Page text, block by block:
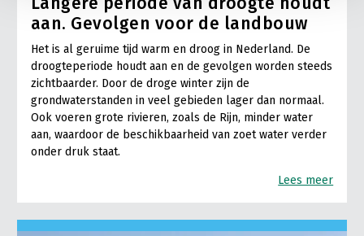
aan. Gevolgen voor de landbouw
Het is al geruime tijd warm en droog in Nederland. De
droogteperiode houdt aan en de gevolgen worden steeds
zichtbaarder. Door de droge winter zijn de
grondwaterstanden in veel gebieden lager dan normaal.
Ook voeren grote rivieren, zoals de Rijn, minder water
aan, waardoor de beschikbaarheid van zoet water verder
onder druk staat.
Lees meer